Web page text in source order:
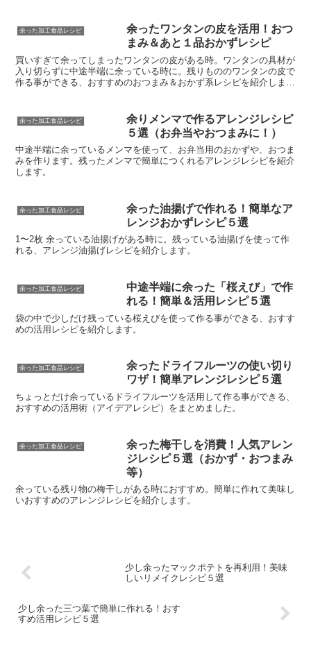
余った加工食品レシピ
余ったワンタンの皮を活用！おつ
まみ＆あと１品おかずレシピ
買いすぎて余ってしまったワンタンの皮がある時。ワンタンの具材が
入り切らずに中途半端に余っている時に。残りもののワンタンの皮で
作る事ができる、おすすめのおつまみ＆おかず系レシピを紹介しま
余った加工食品レシピ
余りメンマで作るアレンジレシピ
５選（お弁当やおつまみに！）
中途半端に余っているメンマを使って、お弁当用のおかずや、おつま
みを作ります。残ったメンマで簡単につくれるアレンジレシピを紹介
します。
余った加工食品レシピ
余った油揚げで作れる！簡単なア
レンジおかずレシピ５選
1〜2枚 余っている油揚げがある時に。残っている油揚げを使って作
れる、アレンジ油揚げレシピを紹介します。
余った加工食品レシピ
中途半端に余った「桜えび」で作
れる！簡単＆活用レシピ５選
袋の中で少しだけ残っている桜えびを使って作る事ができる、おすす
めの活用レシピを紹介します。
余った加工食品レシピ
余ったドライフルーツの使い切り
ワザ！簡単アレンジレシピ５選
ちょっとだけ余っているドライフルーツを活用して作る事ができる、
おすすめの活用術（アイデアレシピ）をまとめました。
余った加工食品レシピ
余った梅干しを消費！人気アレン
ジレシピ５選（おかず・おつまみ
等）
余っている残り物の梅干しがある時におすすめ。簡単に作れて美味し
いおすすめのアレンジレシピを紹介します。
少し余ったマックポテトを再利用！美味
しいリメイクレシピ５選
少し余った三つ葉で簡単に作れる！おす
すめ活用レシピ５選